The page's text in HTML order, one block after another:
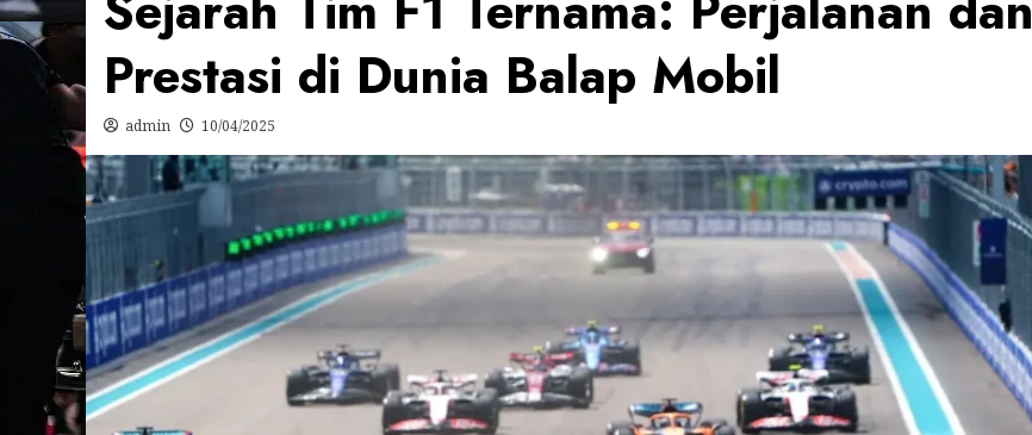
Prestasi di Dunia Balap Mobil
admin 10/04/2025